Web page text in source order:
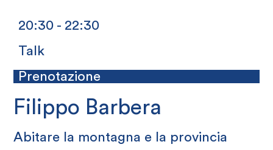
20:30 - 22:30
Talk
Prenotazione
Filippo Barbera
Abitare la montagna e la provincia